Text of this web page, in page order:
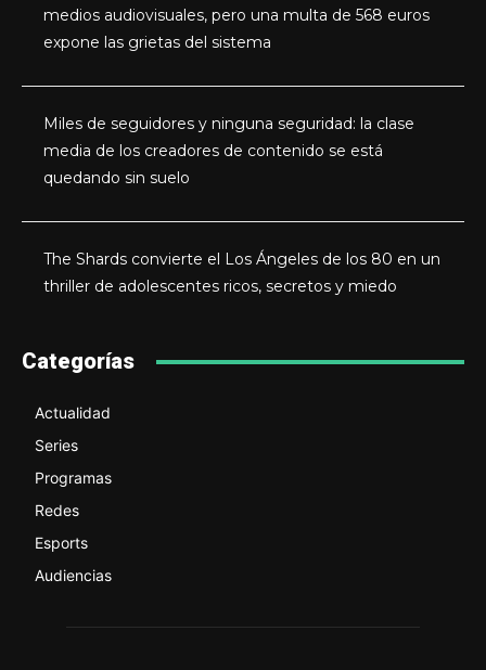
medios audiovisuales, pero una multa de 568 euros
expone las grietas del sistema
Miles de seguidores y ninguna seguridad: la clase
media de los creadores de contenido se está
quedando sin suelo
The Shards convierte el Los Ángeles de los 80 en un
thriller de adolescentes ricos, secretos y miedo
Categorías
Actualidad
Series
Programas
Redes
Esports
Audiencias